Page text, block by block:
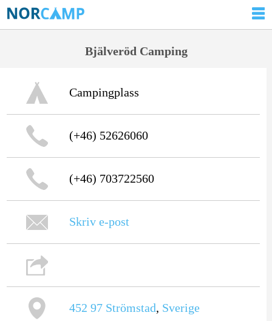
Bjälveröd Camping
Campingplass
(+46) 52626060
(+46) 703722560
Skriv e-post
452 97 Strömstad, Sverige